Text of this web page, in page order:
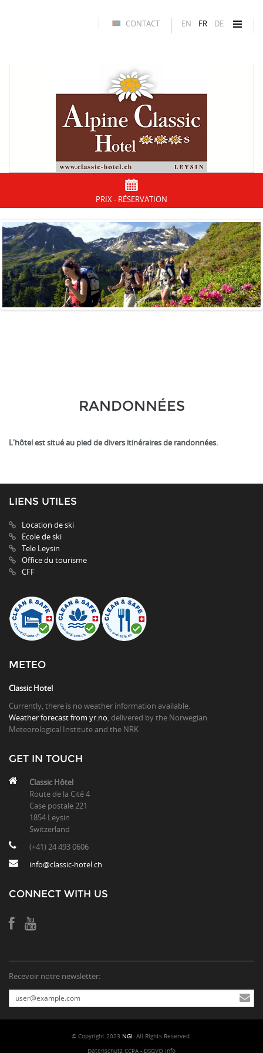
EN FR DE
CONTACT
PRIX - RÉSERVATION
RANDONNÉES
L'hôtel est situé au pied de divers itinéraires de randonnées.
LIENS UTILES
Location de ski
Ecole de ski
Tele Leysin
Office du tourisme
CFF
METEO
Classic Hotel
Currently, there is no weather information available.
Weather forecast from yr.no , delivered by the Norwegian
Meteorological Institute and the NRK
GET IN TOUCH
Classic Hôtel
Route de la Cité 4
Case postale 221
1854 Leysin
Switzerland
(+41) 24 493 0606
info@classic-hotel.ch
CONNECT WITH US
Recevoir notre newsletter:
© Copyright 2023 NGI. All Rights Reserved.
Datenschutz CCPA - DSGVO Info